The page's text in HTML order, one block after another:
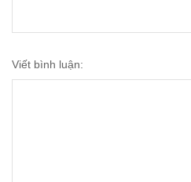
Viết bình luận: